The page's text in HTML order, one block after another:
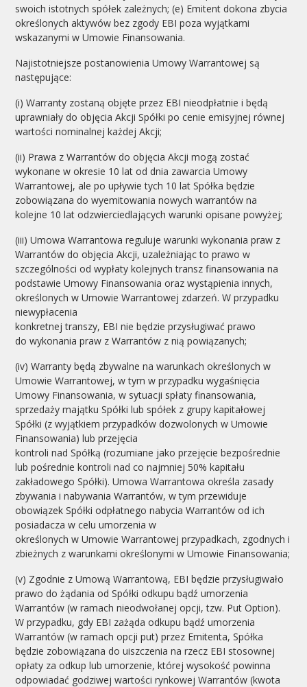
swoich istotnych spółek zależnych; (e) Emitent dokona zbycia
określonych aktywów bez zgody EBI poza wyjątkami
wskazanymi w Umowie Finansowania.
Najistotniejsze postanowienia Umowy Warrantowej są
następujące:
(i) Warranty zostaną objęte przez EBI nieodpłatnie i będą
uprawniały do objęcia Akcji Spółki po cenie emisyjnej równej
wartości nominalnej każdej Akcji;
(ii) Prawa z Warrantów do objęcia Akcji mogą zostać
wykonane w okresie 10 lat od dnia zawarcia Umowy
Warrantowej, ale po upływie tych 10 lat Spółka będzie
zobowiązana do wyemitowania nowych warrantów na
kolejne 10 lat odzwierciedlających warunki opisane powyżej;
(iii) Umowa Warrantowa reguluje warunki wykonania praw z
Warrantów do objęcia Akcji, uzależniając to prawo w
szczególności od wypłaty kolejnych transz finansowania na
podstawie Umowy Finansowania oraz wystąpienia innych,
określonych w Umowie Warrantowej zdarzeń. W przypadku
niewypłacenia
konkretnej transzy, EBI nie będzie przysługiwać prawo
do wykonania praw z Warrantów z nią powiązanych;
(iv) Warranty będą zbywalne na warunkach określonych w
Umowie Warrantowej, w tym w przypadku wygaśnięcia
Umowy Finansowania, w sytuacji spłaty finansowania,
sprzedaży majątku Spółki lub spółek z grupy kapitałowej
Spółki (z wyjątkiem przypadków dozwolonych w Umowie
Finansowania) lub przejęcia
kontroli nad Spółką (rozumiane jako przejęcie bezpośrednie
lub pośrednie kontroli nad co najmniej 50% kapitału
zakładowego Spółki). Umowa Warrantowa określa zasady
zbywania i nabywania Warrantów, w tym przewiduje
obowiązek Spółki odpłatnego nabycia Warrantów od ich
posiadacza w celu umorzenia w
określonych w Umowie Warrantowej przypadkach, zgodnych i
zbieżnych z warunkami określonymi w Umowie Finansowania;
(v) Zgodnie z Umową Warrantową, EBI będzie przysługiwało
prawo do żądania od Spółki odkupu bądź umorzenia
Warrantów (w ramach nieodwołanej opcji, tzw. Put Option).
W przypadku, gdy EBI zażąda odkupu bądź umorzenia
Warrantów (w ramach opcji put) przez Emitenta, Spółka
będzie zobowiązana do uiszczenia na rzecz EBI stosownej
opłaty za odkup lub umorzenie, której wysokość powinna
odpowiadać godziwej wartości rynkowej Warrantów (kwota